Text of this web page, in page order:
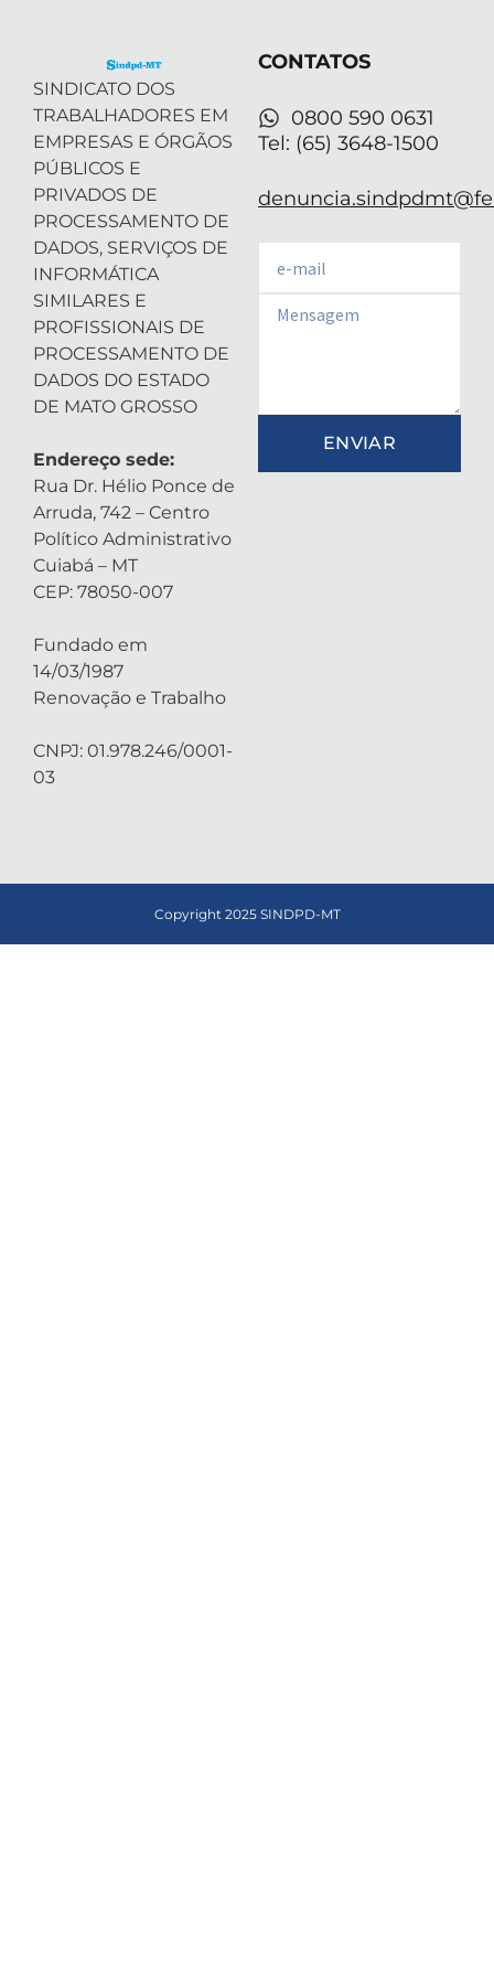
SINDICATO DOS
TRABALHADORES EM
EMPRESAS E ÓRGÃOS
PÚBLICOS E
PRIVADOS DE
PROCESSAMENTO DE
DADOS, SERVIÇOS DE
INFORMÁTICA
SIMILARES E
PROFISSIONAIS DE
PROCESSAMENTO DE
DADOS DO ESTADO
DE MATO GROSSO
Endereço sede:
Rua Dr. Hélio Ponce de
Arruda, 742 – Centro
Político Administrativo
Cuiabá – MT
CEP: 78050-007
Fundado em
14/03/1987
Renovação e Trabalho
CNPJ: 01.978.246/0001-
03
CONTATOS
0800 590 0631
Tel: (65) 3648-1500
Email
ENVIAR
Copyright 2025 SINDPD-MT